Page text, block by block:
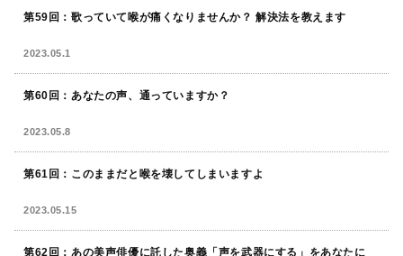
第59回：歌っていて喉が痛くなりませんか？ 解決法を教えます
2023.05.1
第60回：あなたの声、通っていますか？
2023.05.8
第61回：このままだと喉を壊してしまいますよ
2023.05.15
第62回：あの美声俳優に託した奥義「声を武器にする」をあなたに